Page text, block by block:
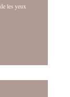
les yeux